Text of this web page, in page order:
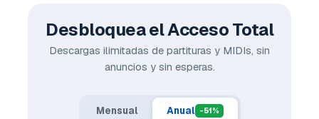
Desbloquea el Acceso Total
Descargas ilimitadas de partituras y MIDIs, sin
anuncios y sin esperas.
Mensual Anual -51%